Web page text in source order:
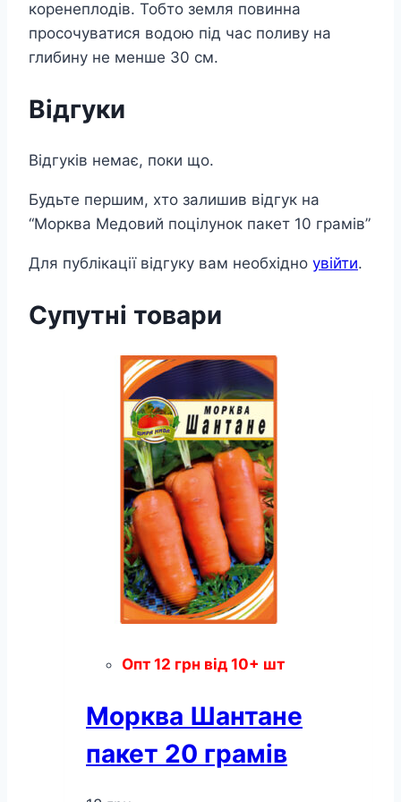
коренеплодів. Тобто земля повинна
просочуватися водою під час поливу на
глибину не менше 30 см.
Відгуки
Відгуків немає, поки що.
Будьте першим, хто залишив відгук на
“Морква Медовий поцілунок пакет 10 грамів”
Для публікації відгуку вам необхідно увійти.
Супутні товари
Опт 12 грн від 10+ шт
Морква Шантане
пакет 20 грамів